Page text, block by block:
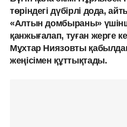
төріндегі дүбірлі дода,
«Алтын домбыраны»
қанжығалап, туған жерге
Мұхтар Ниязовты
жеңісімен құттықтады.